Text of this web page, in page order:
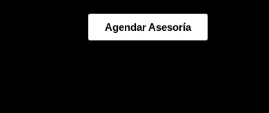
Agendar Asesoría